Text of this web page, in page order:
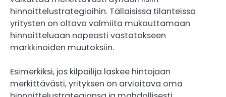
hinnoittelustrategioihin. Tällaisissa tilanteissa
yritysten on oltava valmiita mukauttamaan
hinnoitteluaan nopeasti vastatakseen
markkinoiden muutoksiin.
Esimerkiksi, jos kilpailija laskee hintojaan
merkittävästi, yrityksen on arvioitava oma